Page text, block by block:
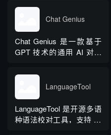
主，核心能力是实时扫描
网页文字，甄别 GPT 系列
大模型产出内容，依托斯
坦福零样本概率曲率检测
技术，无需针对新模型重
Chat Genius
Chat Genius 是一款基于
GPT 技术的通用 AI 对话
言处理能力实现图文双向
交互，支持自定义专属个
性化 AI 助理，覆盖问答查
询、内容创作、生活事务
辅助等场景。产品采用金
LanguageTool
LanguageTool 是开源多语
种语法校对工具，支持 30